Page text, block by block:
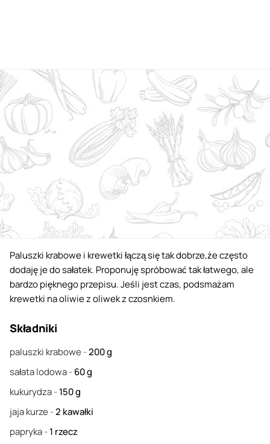
Paluszki krabowe i krewetki łączą się tak dobrze,że często
dodaję je do sałatek. Proponuję spróbować tak łatwego, ale
bardzo pięknego przepisu. Jeśli jest czas, podsmażam
krewetki na oliwie z oliwek z czosnkiem.
Składniki
paluszki krabowe -200g
sałata lodowa-60g
kukurydza-150g
jaja kurze -2 kawałki
papryka-1 rzecz